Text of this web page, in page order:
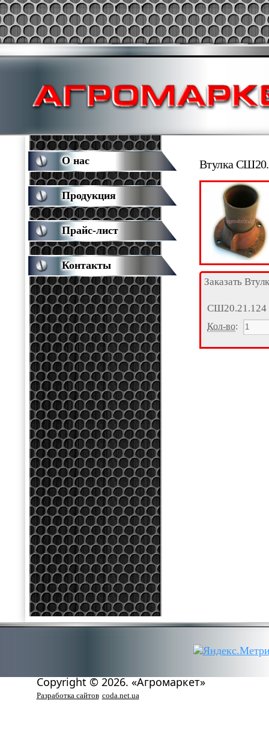
Втулка
Заказать
СШ20.21.124
Кол-во:
О нас
Продукция
Прайс-лист
Контакты
Copyright © 2026. «Агромаркет»
Разработка сайтов coda.net.ua